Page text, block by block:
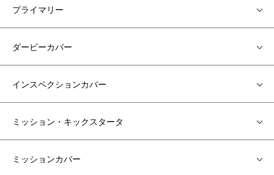
プライマリー
ダービーカバー
インスペクションカバー
ミッション・キックスタータ
ミッションカバー